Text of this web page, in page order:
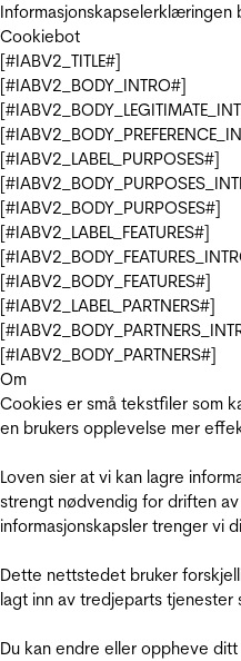
Cookiebot
[#IABV2_TITLE#]
[#IABV2_BODY_INTRO#]
[#IABV2_LABEL_PURPOSES#]
[#IABV2_BODY_PURPOSES#]
[#IABV2_LABEL_FEATURES#]
[#IABV2_BODY_FEATURES#]
[#IABV2_LABEL_PARTNERS#]
[#IABV2_BODY_PARTNERS#]
Om
Cookies er små tekstfiler som
en brukers opplevelse mer
Loven sier at vi kan lagre
strengt nødvendig for driften
informasjonskapsler trenger vi
Dette nettstedet bruker
lagt inn av tredjeparts tjenester
Du kan endre eller oppheve